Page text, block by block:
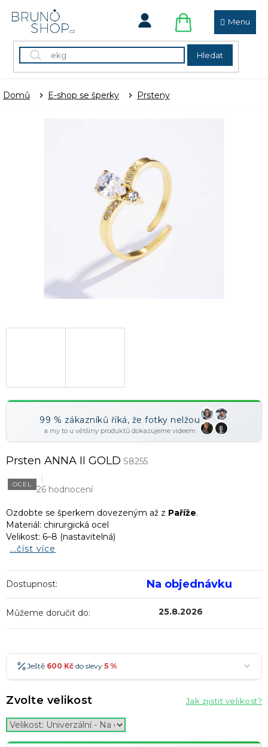
Hledat
NÁKUPNÍ
KOŠÍK
Domů E-shop se šperky Prsteny
99 % zákazníků říká, že fotky nelžou
a my to u většiny produktů dokazujeme videem
Prsten ANNA II GOLD S8255
OCEL 26 hodnocení
Ozdobte se šperkem dovezeným až z Paříže.
Materiál: chirurgická ocel
Velikost: 6–8 (nastavitelná)
...číst více
Dostupnost: Na objednávku
Můžeme doručit do: 25.8.2026
Ještě 600 Kč do slevy 5 %
1 200 Kč →-10 %
Zvolte velikost Jak zjistit velikost?